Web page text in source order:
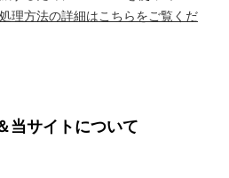
理方法の詳細はこちらをご覧くだ
当サイトについて